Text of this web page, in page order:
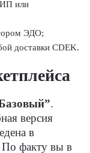
ИП или
ЭДО;
доставки CDEK.
.
версия
в
По факту вы в